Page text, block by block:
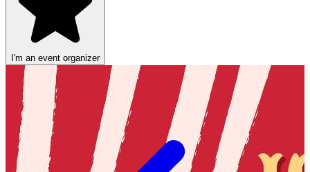
I'm an event organizer